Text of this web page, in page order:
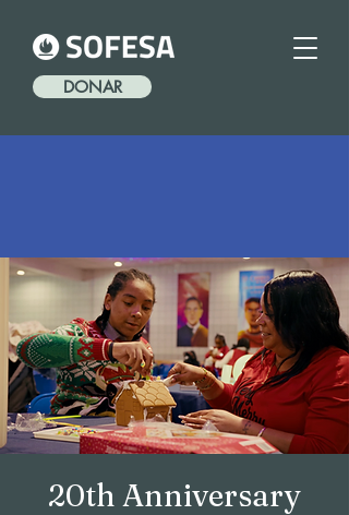
DONAR
20th Anniversary